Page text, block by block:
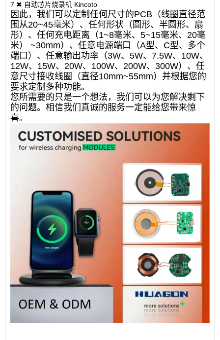
7 ✖ 自动芯片烧录机 Kincoto
因此，我们可以定制任何尺寸的PCB（线圈直径范
围从20~45毫米）、任何形状（圆形、半圆形、扇
形）、任何充电距离（1~8毫米、5~15毫米、20毫
米） ~30mm）、任意电源端口（A型、C型、多个
端口）、任意输出功率（3W、5W、7.5W、10W、
12W、15W、20W、100W、200W、300W）、任
意尺寸接收线圈（直径10mm~55mm）并根据您的
要求定制多种功能。
您所需要的只是一个想法，我们可以为您解决剩下
的问题。相信我们真诚的服务一定能给您带来惊
喜。